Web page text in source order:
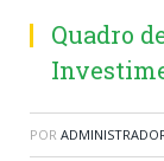
Quadro
POR